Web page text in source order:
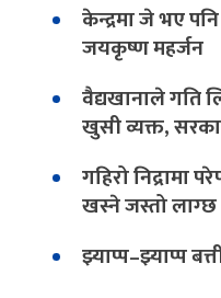
केन्द्रमा जे भए पनि
जयकृष्ण महर्जन
वैद्यखानाले गति
खुसी व्यक्त,
गहिरो निद्रामा
खस्ने जस्तो लाग्छ
झ्याप्प–झ्याप्प